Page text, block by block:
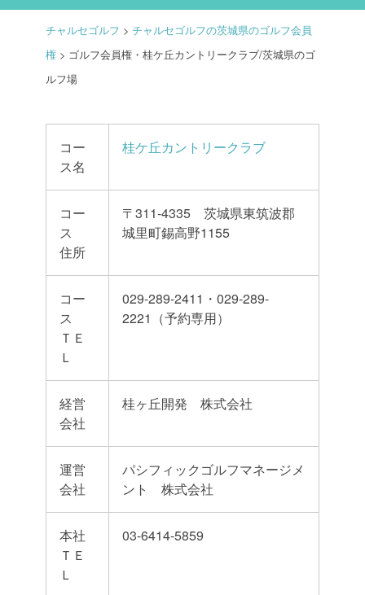
チャルセゴルフ > チャルセゴルフの茨城県のゴルフ会員
権 > ゴルフ会員権・桂ケ丘カントリークラブ/茨城県のゴ
ルフ場
コー
ス名
桂ケ丘カントリークラブ
コー
ス
住所
〒311-4335 茨城県東筑波郡
城里町錫高野1155
コー
ス
ＴＥ
Ｌ
029-289-2411・029-289-
2221（予約専用）
経営
会社
桂ヶ丘開発 株式会社
運営
会社
パシフィックゴルフマネージメ
ント 株式会社
本社
ＴＥ
Ｌ
03-6414-5859